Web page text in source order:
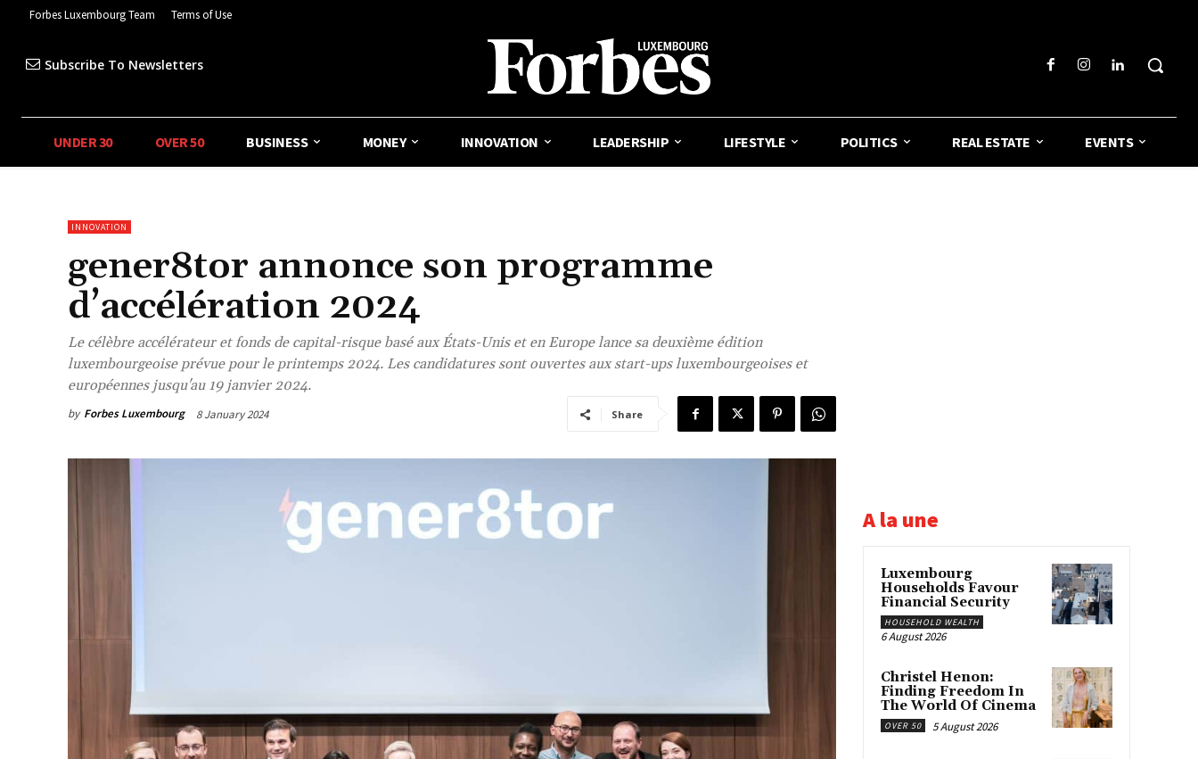
Forbes Luxembourg Team Terms of Use
Subscribe To Newsletters
UNDER 30 OVER 50 BUSINESS MONEY INNOVATION LEADERSHIP LIFESTYLE POLITICS REAL ESTATE EVENTS
INNOVATION
gener8tor annonce son programme
d’accélération 2024
Le célèbre accélérateur et fonds de capital-risque basé aux États-Unis et en Europe lance sa deuxième édition
luxembourgeoise prévue pour le printemps 2024. Les candidatures sont ouvertes aux start-ups luxembourgeoises et
européennes jusqu'au 19 janvier 2024.
by Forbes Luxembourg 8 January 2024 Share
A la une
Luxembourg
Households Favour
Financial Security
HOUSEHOLD WEALTH
6 August 2026
Christel Henon:
Finding Freedom In
The World Of Cinema
OVER 50 5 August 2026